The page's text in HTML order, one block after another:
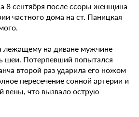
8 сентября после ссоры женщина
частного дома на ст. Паницкая
лежащему на диване мужчине
шеи. Потерпевший попытался
второй раз ударила его ножом
пересечение сонной артерии и
вены, что вызвало острую